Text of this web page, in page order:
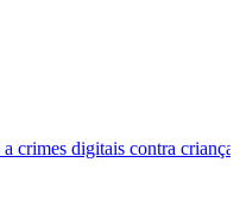
crianças é sancionada